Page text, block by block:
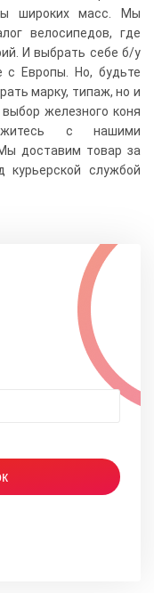
широких масс. Мы
велосипедов, где
И выбрать себе б/у
с Европы. Но, будьте
марку, типаж, но и
железного коня
с нашими
доставим товар за
курьерской службой